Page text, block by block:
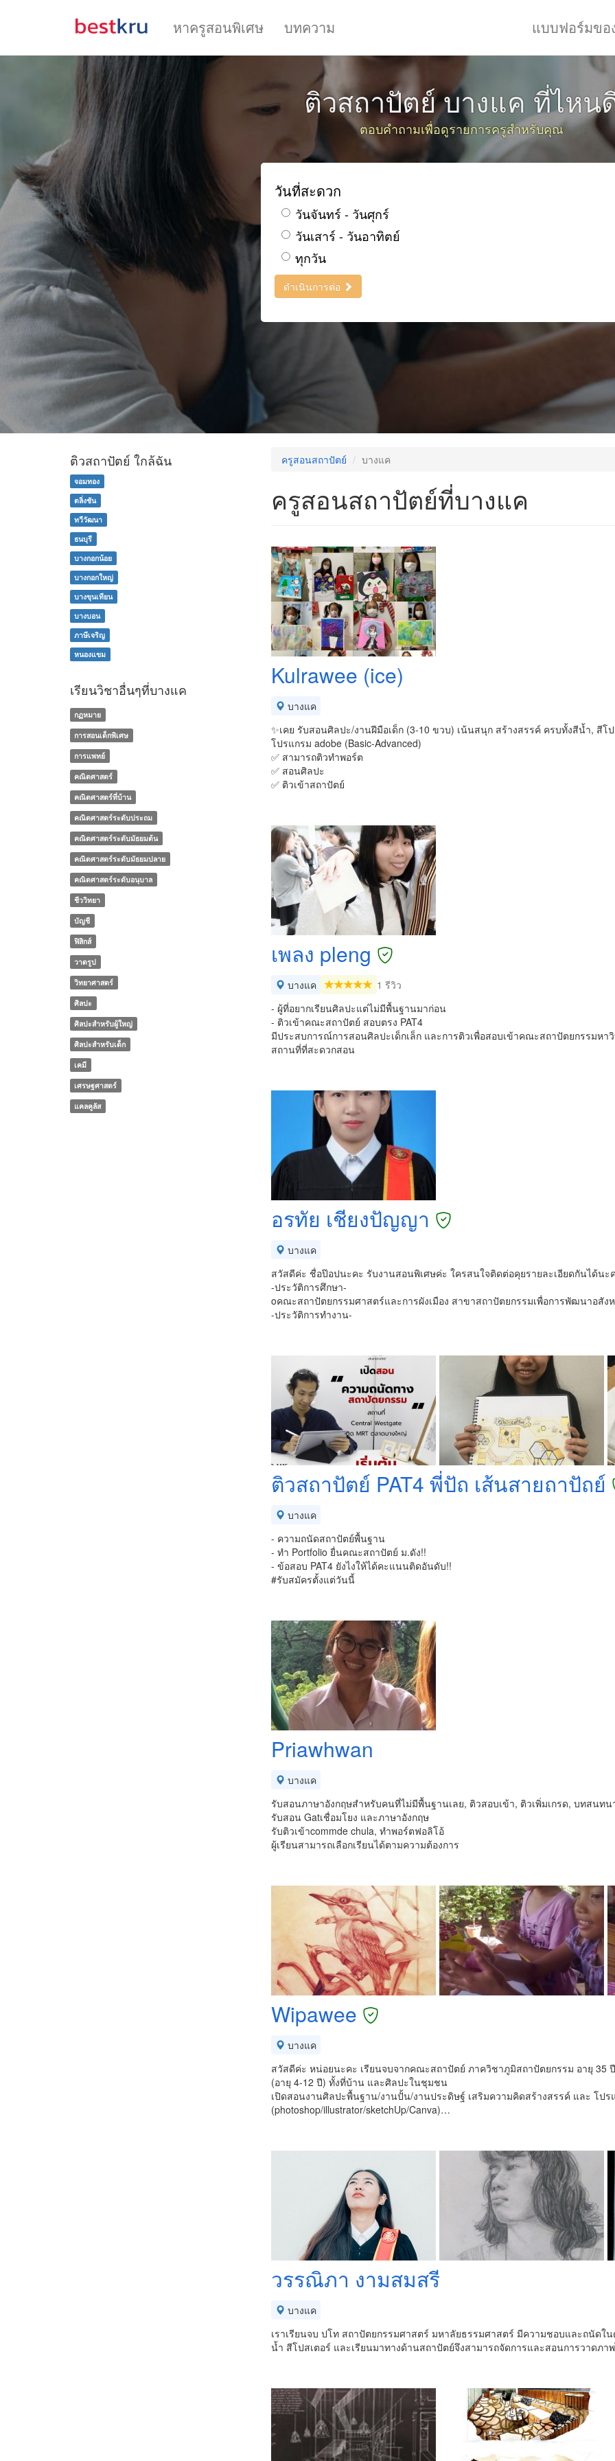
หาครูสอนพิเศษ บทความ แบบฟอร์มข
ติวสถาปัตย์ บางแค ที่ไหน
ตอบคำถามเพื่อดูรายการครูสำหรับคุณ
วันที่สะดวก
วันจันทร์ - วันศุกร์
วันเสาร์ - วันอาทิตย์
ทุกวัน
ดำเนินการต่อ
ครูสอนสถาปัตย์ บางแค
ครูสอนสถาปัตย์ที่บางแค
Kulrawee (ice)
บางแค
✨เคย รับสอนศิลปะ/งานฝีมือเด็ก (3-10 ขวบ) เน้นสนุก สร้างสรรค์ ครบทั้งสีน้ำ, สี
โปรแกรม adobe (Basic-Advanced)
✅ สามารถติวทำพอร์ต
✅ สอนศิลปะ
✅ ติวเข้าสถาปัตย์
เพลง pleng
บางแค
1 รีวิว
- ผู้ที่อยากเรียนศิลปะแต่ไม่มีพื้นฐานมาก่อน
- ติวเข้าคณะสถาปัตย์ สอบตรง PAT4
มีประสบการณ์การสอนศิลปะเด็กเล็ก และการติวเพื่อสอบเข้าคณะสถาปัตยกรรมหา
สถานที่ที่สะดวกสอน
อรทัย เชียงปัญญา
บางแค
สวัสดีค่ะ ชื่อป๊อปนะคะ รับงานสอนพิเศษค่ะ ใครสนใจติดต่อคุยรายละเอียดกันได้น
-ประวัติการศึกษา-
oคณะสถาปัตยกรรมศาสตร์และการผังเมือง สาขาสถาปัตยกรรมเพื่อการพัฒนาอสั
-ประวัติการทำงาน-
ติวสถาปัตย์ PAT4 พี่ปัถ เส้นสายถาปัถย์
บางแค
- ความถนัดสถาปัตย์พื้นฐาน
- ทำ Portfolio ยื่นคณะสถาปัตย์ ม.ดัง!!
- ข้อสอบ PAT4 ยังไงให้ได้คะแนนติดอันดับ!!
#รับสมัครตั้งแต่วันนี้
Priawhwan
บางแค
รับสอนภาษาอังกฤษสำหรับคนที่ไม่มีพื้นฐานเลย, ติวสอบเข้า, ติวเพิ่มเกรด, บทสนท
รับสอน Gatเชื่อมโยง และภาษาอังกฤษ
รับติวเข้าcommde chula, ทำพอร์ตฟอลิโอ้
ผู้เรียนสามารถเลือกเรียนได้ตามความต้องการ
Wipawee
บางแค
สวัสดีค่ะ หน่อยนะคะ เรียนจบจากคณะสถาปัตย์ ภาควิชาภูมิสถาปัตยกรรม อายุ
(อายุ 4-12 ปี) ทั้งที่บ้าน และศิลปะในชุมชน
เปิดสอนงานศิลปะพื้นฐาน/งานปั้น/งานประดิษฐ์ เสริมความคิดสร้างสรรค์ และ โป
(photoshop/illustrator/sketchUp/Canva)…
วรรณิภา งามสมสรี
บางแค
เราเรียนจบ ปโท สถาปัตยกรรมศาสตร์ มหาลัยธรรมศาสตร์ มีความชอบและถนัด
น้ำ สีโปสเตอร์ และเรียนมาทางด้านสถาปัตย์จึงสามารถจัดการและสอนการวาดภา
ติวสถาปัตย์ ใกล้ฉัน
จอมทอง
ตลิ่งชัน
ทวีวัฒนา
ธนบุรี
บางกอกน้อย
บางกอกใหญ่
บางขุนเทียน
บางบอน
ภาษีเจริญ
หนองแขม
เรียนวิชาอื่นๆที่บางแค
กฏหมาย
การสอนเด็กพิเศษ
การแพทย์
คณิตศาสตร์
คณิตศาสตร์ที่บ้าน
คณิตศาสตร์ระดับประถม
คณิตศาสตร์ระดับมัธยมต้น
คณิตศาสตร์ระดับมัธยมปลาย
คณิตศาสตร์ระดับอนุบาล
ชีววิทยา
บัญชี
ฟิสิกส์
วาดรูป
วิทยาศาสตร์
ศิลปะ
ศิลปะสำหรับผู้ใหญ่
ศิลปะสำหรับเด็ก
เคมี
เศรษฐศาสตร์
แคลคูลัส